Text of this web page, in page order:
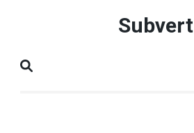
(Pressez
Subvert